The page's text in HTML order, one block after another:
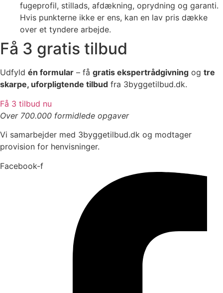
fugeprofil, stillads, afdækning, oprydning og garanti.
Hvis punkterne ikke er ens, kan en lav pris dække
over et tyndere arbejde.
Få 3 gratis tilbud
Udfyld én formular – få gratis ekspertrådgivning og tre
skarpe, uforpligtende tilbud fra 3byggetilbud.dk.
Få 3 tilbud nu
Over 700.000 formidlede opgaver
Vi samarbejder med 3byggetilbud.dk og modtager
provision for henvisninger.
Facebook-f